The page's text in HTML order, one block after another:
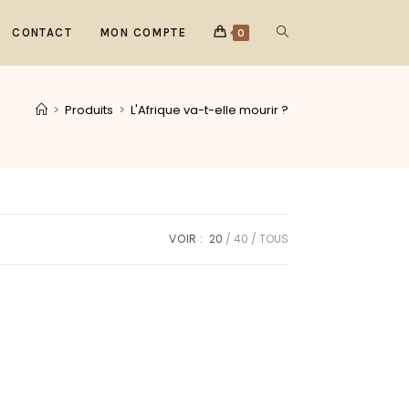
CONTACT MON COMPTE 0
> Produits > L'Afrique va-t-elle mourir ?
VOIR : 20 40 TOUS